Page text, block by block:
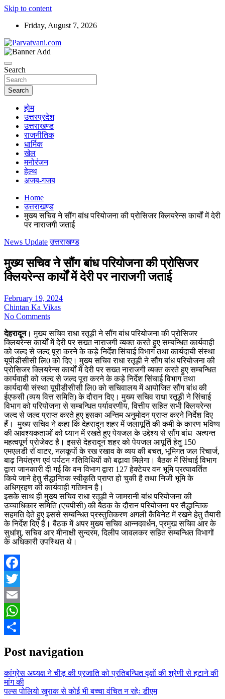
Skip to content
Friday, August 7, 2026
Parvatvani.com
Search
Search
होम
उत्तरप्रदेश
उत्तराखण्ड
राजनीतिक
धार्मिक
खेल
मनोरंजन
हेल्थ
अजब-गजब
Home
उत्तराखण्ड
मुख्य सचिव ने सौंग बांध परियोजना की प्रोसिजर क्लियरेन्स कार्यों में देरी
पर नाराजगी जताई
News Update उत्तराखण्ड
मुख्य सचिव ने सौंग बांध परियोजना की प्रोसिजर
क्लियरेन्स कार्यों में देरी पर नाराजगी जताई
February 19, 2024
Chintan Ka Vikas
No Comments
देहरादून। मुख्य सचिव राधा रतूड़ी ने सौंग बांध परियोजना की प्रोसिजर
क्लियरेन्स कार्यों में देरी पर सख्त नाराजगी व्यक्त करते हुए सम्बन्धित कार्यवाही
को जल्द से जल्द पूरा करने के कड़े निर्देश सिंचाई विभाग तथा कार्यदायी संस्था
यूपीडीसीसी लि0 को दिए। मुख्य सचिव राधा रतूड़ी ने सौंग बांध परियोजना की
प्रोसिजर क्लियरेन्स कार्यों में देरी पर सख्त नाराजगी व्यक्त करते हुए सम्बन्धित
कार्यवाही को जल्द से जल्द पूरा करने के कड़े निर्देश सिंचाई विभाग तथा
कार्यदायी संस्था यूपीडीसीसी लि0 को सचिवालय में आयोजित सौंग बांध की
ईएफसी (व्यय वित्त समिति) के दौरान दिए। मुख्य सचिव राधा रतूड़ी ने सिंचाई
विभाग को परियोजना से सम्बन्धित पर्यावरणीय, वित्तीय सहित सभी क्लियरेन्स
जल्द से जल्द प्राप्त करते हुए इसका अन्तिम अनुमोदन प्राप्त करने निर्देश दिए
हैं। मुख्य सचिव ने कहा कि देहरादून शहर में जलापूर्ति की कमी के कारण भविष्य
की आवश्यकताओं को ध्यान में रखते हुए पेयजल के उद्देश्य से सौंग बांध अत्यन्त
महत्वपूर्ण प्रोजेक्ट है। इससे देहरादून शहर को पेयजल आपूर्ति हेतु 150
एमएलडी रॉ वाटर, नलकूपों के रख रखाव के व्यय की बचत, भूमिगत जल रिचार्ज,
बाढ़ नियंत्रण एवं पर्यटन गतिविधियों को बढ़ावा मिलेगा। बैठक में सिंचाई विभाग
द्वारा जानकारी दी गई कि वन विभाग द्वारा 127 हेक्टेयर वन भूमि प्रत्यावर्तित
किये जाने हेतु सैद्धान्तिक स्वीकृति प्राप्त हो चुकी है तथा निजी भूमि के
अधिग्रहण की कार्यवाही गतिमान है।
इसके साथ ही मुख्य सचिव राधा रतूड़ी ने जामरानी बांध परियोजना की
उच्चाधिकार समिति (एचपीसी) की बैठक के दौरान परियोजना पर सैद्धान्तिक
सहमति देते हुए इससे सम्बन्धित प्रस्तुतिकरण अगली कैबिनेट में रखने हेतु तैयारी
के निर्देश दिए हैं। बैठक में अपर मुख्य सचिव आन्नदवर्धन, प्रमुख सचिव आर के
सुधांशु, सचिव आर मीनाक्षी सुन्दरम, दिलीप जावलकर सहित सम्बन्धित विभागों
के अधिकारी उपस्थित थे।
Facebook
Twitter
Email
WhatsApp
Post navigation
कांग्रेस अध्यक्ष ने चीड़ की प्रजाति को प्रतिबन्धित वृक्षों की श्रेणी से हटाने की
मांग की
पल्स पोलियो खुराक से कोई भी बच्चा वंचित न रहेः डीएम